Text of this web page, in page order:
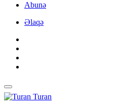
Abunə
Əlaqə
Turan